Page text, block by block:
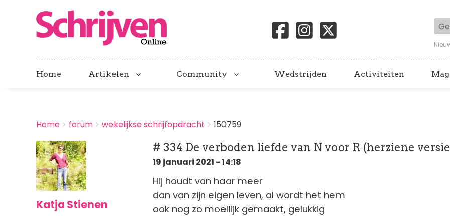
Home Artikelen Community Wedstrijden Activiteiten
BREADCRUMBS
You
here:
Home forum wekelijkse schrijfopdracht 150759
Katja Stienen
# 334 De verboden liefde van N voor R (herziene
19 januari 2021 - 14:18
Hij houdt van haar meer
dan van zijn eigen leven, al wordt het hem
ook nog zo moeilijk gemaakt, gelukkig